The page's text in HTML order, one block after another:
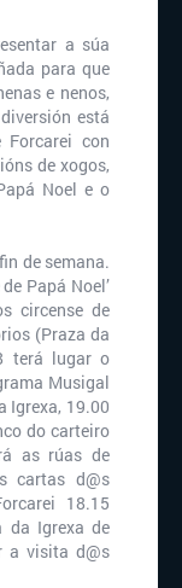
a súa
para que
e nenos,
está
Forcarei con
de xogos,
Noel e o
de semana.
Papá Noel’
circense de
(Praza da
terá lugar o
Musigal
Igrexa, 19.00
do carteiro
as rúas de
cartas d@s
18.15
da Igrexa de
a visita d@s